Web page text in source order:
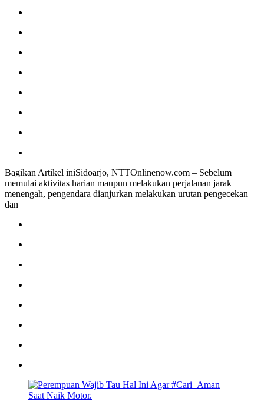
Bagikan Artikel iniSidoarjo, NTTOnlinenow.com – Sebelum
memulai aktivitas harian maupun melakukan perjalanan jarak
menengah, pengendara dianjurkan melakukan urutan pengecekan
dan